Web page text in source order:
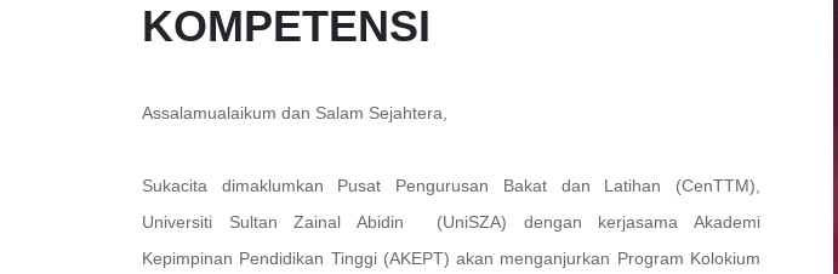
KOMPETENSI
Assalamualaikum dan Salam Sejahtera,
Sukacita dimaklumkan Pusat Pengurusan Bakat dan Latihan (CenTTM),
Universiti Sultan Zainal Abidin (UniSZA) dengan kerjasama Akademi
Kepimpinan Pendidikan Tinggi (AKEPT) akan menganjurkan Program Kolokium